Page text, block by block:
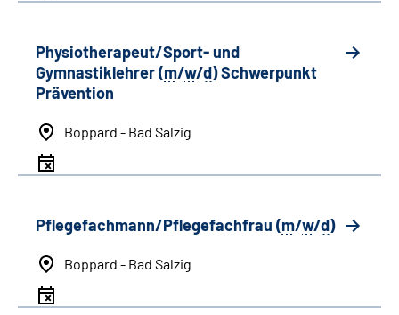
Physiotherapeut/Sport- und
Gymnastiklehrer (m/w/d) Schwerpunkt
Prävention
Boppard - Bad Salzig
Pflegefachmann/Pflegefachfrau (m/w/d)
Boppard - Bad Salzig